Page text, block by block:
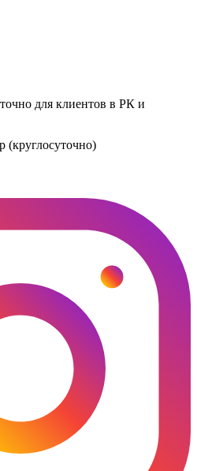
для клиентов в РК и
(круглосуточно)